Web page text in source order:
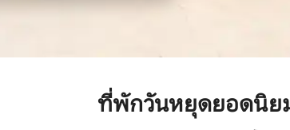
ที่พักวันหยุดยอดนิยม